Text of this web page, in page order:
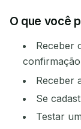
O que você
Receber
confirmação
Receber
Se
Testar